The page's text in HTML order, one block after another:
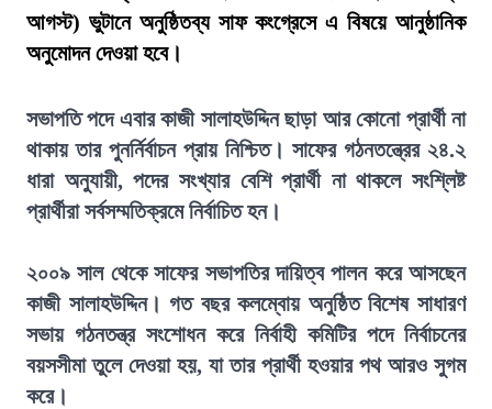
আগস্ট) ভুটানে অনুষ্ঠিতব্য সাফ কংগ্রেসে এ বিষয়ে আনুষ্ঠানিক
অনুমোদন দেওয়া হবে।
সভাপতি পদে এবার কাজী সালাহউদ্দিন ছাড়া আর কোনো প্রার্থী না
থাকায় তার পুনর্নির্বাচন প্রায় নিশ্চিত। সাফের গঠনতন্ত্রের ২৪.২
ধারা অনুযায়ী, পদের সংখ্যার বেশি প্রার্থী না থাকলে সংশ্লিষ্ট
প্রার্থীরা সর্বসম্মতিক্রমে নির্বাচিত হন।
২০০৯ সাল থেকে সাফের সভাপতির দায়িত্ব পালন করে আসছেন
কাজী সালাহউদ্দিন। গত বছর কলম্বোয় অনুষ্ঠিত বিশেষ সাধারণ
সভায় গঠনতন্ত্র সংশোধন করে নির্বাহী কমিটির পদে নির্বাচনের
বয়সসীমা তুলে দেওয়া হয়, যা তার প্রার্থী হওয়ার পথ আরও সুগম
করে।